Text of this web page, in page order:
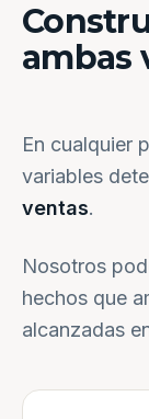
ambas
En cualquier
variables
ventas.
Nosotros
hechos que
alcanzadas